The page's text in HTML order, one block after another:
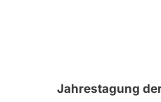
Jah­res­ta­gung